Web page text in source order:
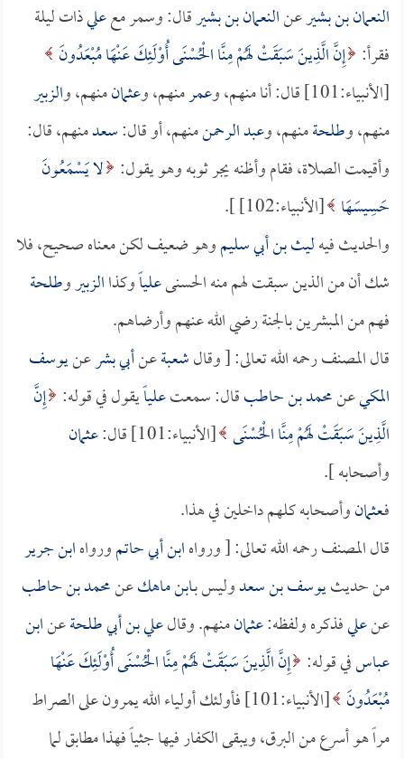
النعمان بن بشيرعنالنعمان بن بشيرقال: وسمر مععليذات ليلة
فقرأ: إِنَّ الَّذِينَ سَبَقَتْ لَهُمْ مِنَّا الْحُسْنَى أُوْلَئِكَ عَنْهَا مُبْعَدُونَ
[الأنبياء:101] قال: أنا منهم، و
عمرمنهم، وعثمانمنهم، والزبير
منهم، وطلحةمنهم، وعبد الرحمنمنهم، أو قال:سعدمنهم، قال:
وأقيمت الصلاة، فقام وأظنه يجر ثوبه وهو يقول: لا يَسْمَعُونَ
حَسِيسَهَا [الأنبياء:102] ].
والحديث فيهليث بن أبي سليموهو ضعيف لكن معناه صحيح، فلا
شك أن من الذين سبقت لهم منه الحسنىعلياًوكذاالزبيروطلحة
فهم من المبشرين بالجنة رضي الله عنهم وأرضاهم.
قال المصنف رحمه الله تعالى: [ وقالشعبةعنأبي بشرعنيوسف
المكيعنمحمد بن حاطبقال: سمعتعلياًيقول في قوله: إِنَّ
الَّذِينَ سَبَقَتْ لَهُمْ مِنَّا الْحُسْنَى [الأنبياء:101] قال:
عثمان
وأصحابه ].
فـعثمانوأصحابه كلهم داخلين في هذا.
قال المصنف رحمه الله تعالى: [ ورواهابن أبي حاتمورواهابن جرير
من حديثيوسف بن سعدوليس بـابن ماهكعنمحمد بن حاطب
عنعليفذكره ولفظه:عثمانمنهم. وقالعلي بن أبي طلحةعنابن
عباسفي قوله: إِنَّ الَّذِينَ سَبَقَتْ لَهُمْ مِنَّا الْحُسْنَى أُوْلَئِكَ عَنْهَا
مُبْعَدُونَ
[الأنبياء:101] فأولئك أولياء الله يمرون على الصراط
مراً هو أسرع من البرق، ويبقى الكفار فيها جثياً فهذا مطابق لما